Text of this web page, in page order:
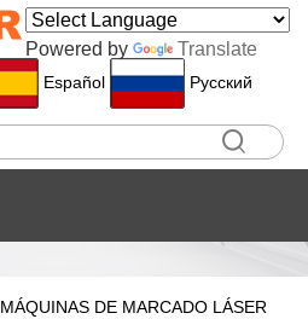
Powered by Translate
Español Pусский
MÁQUINAS DE MARCADO LÁSER